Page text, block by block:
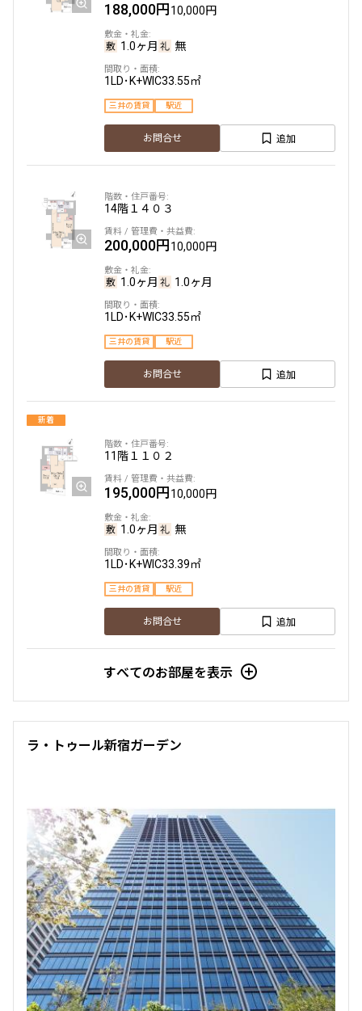
188,000円10,000円
1.0ヶ月 無
1LD･K+WIC33.55㎡
三井の賃貸 駅近
お問合せ 追加
14階１４０３
200,000円10,000円
1.0ヶ月 1.0ヶ月
1LD･K+WIC33.55㎡
三井の賃貸 駅近
お問合せ 追加
新着
11階１１０２
195,000円10,000円
1.0ヶ月 無
1LD･K+WIC33.39㎡
三井の賃貸 駅近
お問合せ 追加
すべてのお部屋を表示
ラ・トゥール新宿ガーデン